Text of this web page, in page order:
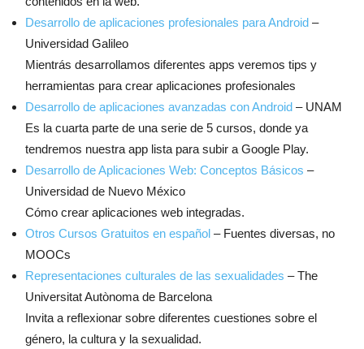
Desarrollo de aplicaciones profesionales para Android –
Universidad Galileo
Mientrás desarrollamos diferentes apps veremos tips y
herramientas para crear aplicaciones profesionales
Desarrollo de aplicaciones avanzadas con Android – UNAM
Es la cuarta parte de una serie de 5 cursos, donde ya
tendremos nuestra app lista para subir a Google Play.
Desarrollo de Aplicaciones Web: Conceptos Básicos –
Universidad de Nuevo México
Cómo crear aplicaciones web integradas.
Otros Cursos Gratuitos en español – Fuentes diversas, no
MOOCs
Representaciones culturales de las sexualidades – The
Universitat Autònoma de Barcelona
Invita a reflexionar sobre diferentes cuestiones sobre el
género, la cultura y la sexualidad.